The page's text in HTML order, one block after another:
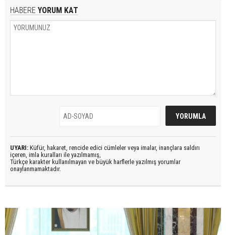
HABERE YORUM KAT
UYARI: Küfür, hakaret, rencide edici cümleler veya imalar, inançlara saldırı
içeren, imla kuralları ile yazılmamış,
Türkçe karakter kullanılmayan ve büyük harflerle yazılmış yorumlar
onaylanmamaktadır.